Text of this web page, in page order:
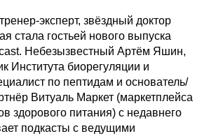
эксперт, звёздный доктор
стала гостьей нового выпуска
Небезызвестный Артём Яшин,
Института биорегуляции и
по пептидам и основатель/
Витуаль Маркет (маркетплейса
здорового питания) с недавнего
подкасты с ведущими